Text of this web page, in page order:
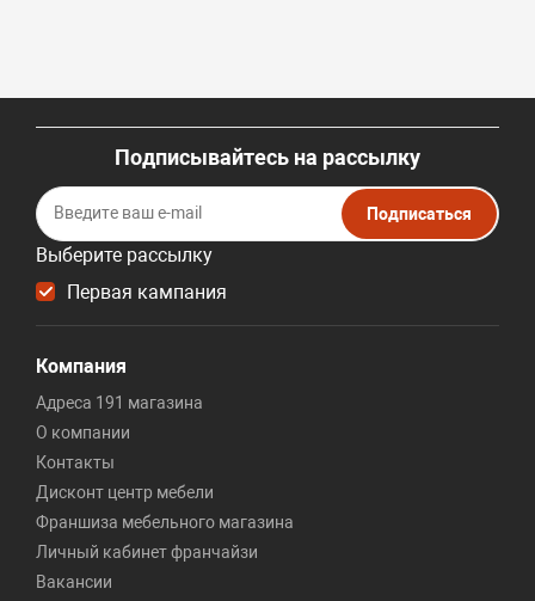
Подписывайтесь на рассылку
Выберите рассылку
Первая кампания
Подписаться
Компания
Адреса 191 магазина
О компании
Контакты
Дисконт центр мебели
Франшиза мебельного магазина
Личный кабинет франчайзи
Вакансии